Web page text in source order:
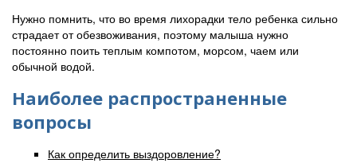
Нужно помнить, что во время лихорадки тело ребенка сильно
страдает от обезвоживания, поэтому малыша нужно
постоянно поить теплым компотом, морсом, чаем или
обычной водой.
Наиболее распространенные
вопросы
Как определить выздоровление?